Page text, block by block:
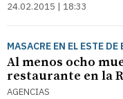
24.02.2015 | 18:33
MASACRE EN EL ESTE DE
Al menos ocho
restaurante en la
AGENCIAS